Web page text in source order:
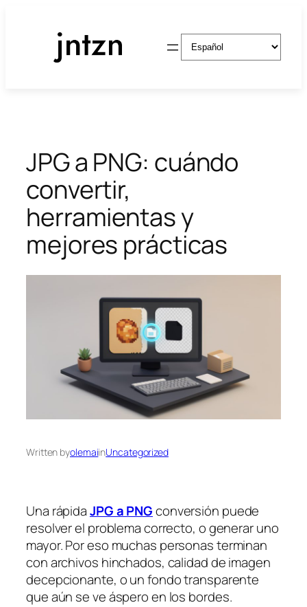
Elegir
un
JPG a PNG: cuándo
convertir,
herramientas y
mejores prácticas
Written byolemaiinUncategorized
Una rápidaJPG a PNGconversión puede
resolver el problema correcto, o generar uno
mayor. Por eso muchas personas terminan
con archivos hinchados, calidad de imagen
decepcionante, o un fondo transparente
que aún se ve áspero en los bordes.